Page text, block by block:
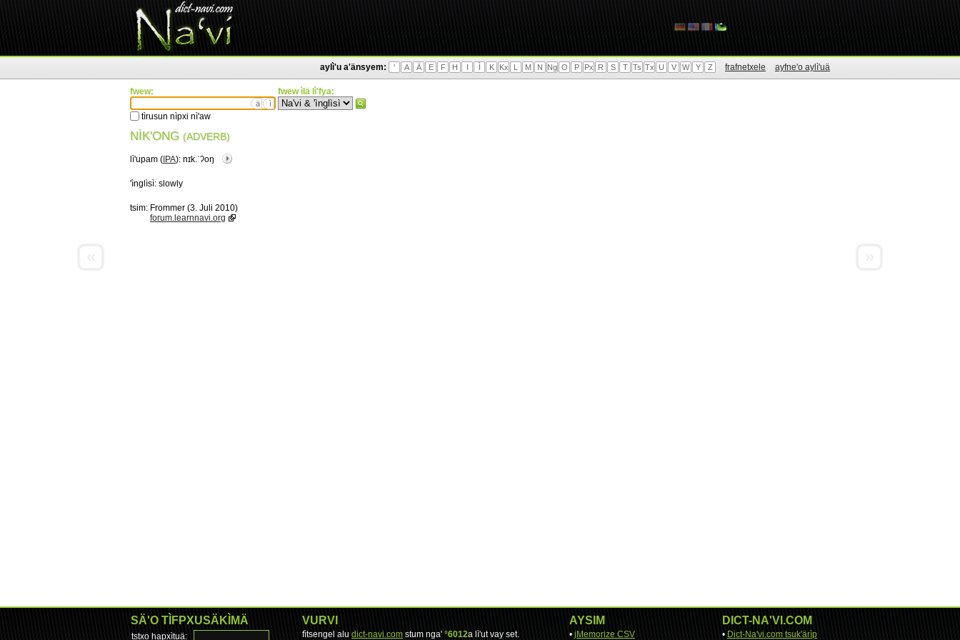
aylì'u a'änsyem: ' A Ä E F H I Ì K Kx L M N Ng O P Px R S T Ts Tx U V W Y Z frafnetxele ayfne'o aylì'uä
fwew:
ä ì
tìrusun nìpxi nì'aw
fwew ìlä lì'fya:
NÌK'ONG (ADVERB)
lì'upam ( IPA): nɪk.ˈʔoŋ
'ìnglìsì: slowly
tsim: Frommer (3. Juli 2010)
forum.learnnavi.org
SÄ'O TÌFPXUSÄKÌMÄ
tstxo hapxìtuä:
VURVI
fìtsengel alu dict-navi.com stum nga' °6012a lì'ut vay set.
AYSIM
• jMemorize CSV
DICT-NA'VI.COM
• Dict-Na'vi.com tsuk'ärìp